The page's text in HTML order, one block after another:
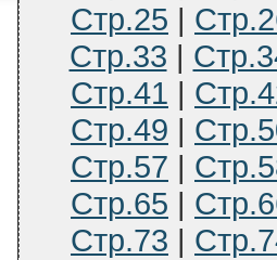
Стр.25 |
Стр.33 |
Стр.41 |
Стр.49 |
Стр.57 |
Стр.65 |
Стр.73 |